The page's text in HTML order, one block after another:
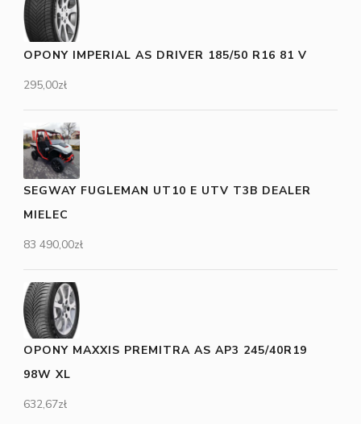
OPONY IMPERIAL AS DRIVER 185/50 R16 81 V
295,00zł
SEGWAY FUGLEMAN UT10 E UTV T3B DEALER
MIELEC
83 490,00zł
OPONY MAXXIS PREMITRA AS AP3 245/40R19
98W XL
632,67zł